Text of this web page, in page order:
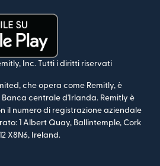
Inc. Tutti i diritti riservati
che opera come Remitly, è
centrale d'Irlanda. Remitly è
il numero di registrazione aziendale
1 Albert Quay, Ballintemple, Cork
X8N6, Ireland.